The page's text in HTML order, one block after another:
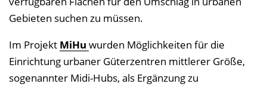
Gebieten suchen zu müssen.
Im Projekt MiHu wurden Möglichkeiten für die
Einrichtung urbaner Güterzentren mittlerer Größe,
sogenannter Midi-Hubs, als Ergänzung zu